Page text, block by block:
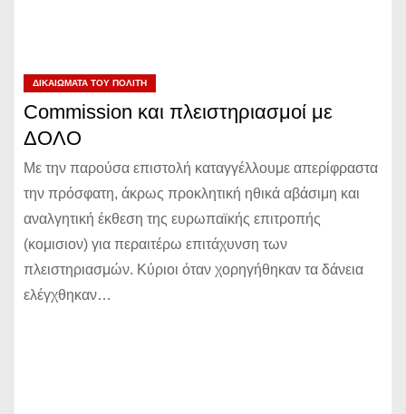
ΔΙΚΑΙΏΜΑΤΑ ΤΟΥ ΠΟΛΊΤΗ
Commission και πλειστηριασμοί με
ΔΟΛΟ
Με την παρούσα επιστολή καταγγέλλουμε απερίφραστα
την πρόσφατη, άκρως προκλητική ηθικά αβάσιμη και
αναλγητική έκθεση της ευρωπαϊκής επιτροπής
(κομισιον) για περαιτέρω επιτάχυνση των
πλειστηριασμών. Κύριοι όταν χορηγήθηκαν τα δάνεια
ελέγχθηκαν…